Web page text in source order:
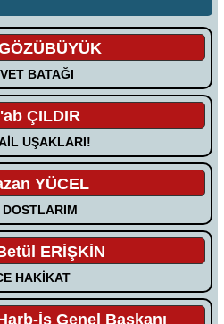
BATAĞI
ÇILDIR
UŞAKLARI!
YÜCEL
ERİŞKİN
HAKİKAT
İş Genel Başkanı